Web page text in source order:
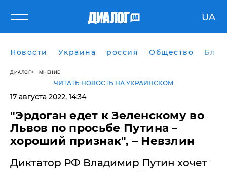
UA
Новости Украина россия Общество
ДИАЛОГ МНЕНИЕ
ЧИТАТЬ НОВОСТЬ НА УКРАИНСКОМ
17 августа 2022, 14:34
"​Эрдоган едет к Зеленскому во
Львов по просьбе Путина –
хороший признак", – Невзлин
Диктатор РФ Владимир Путин хочет